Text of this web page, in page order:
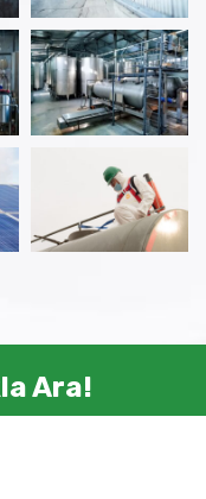
Hakları Saklıdır.
Ara!